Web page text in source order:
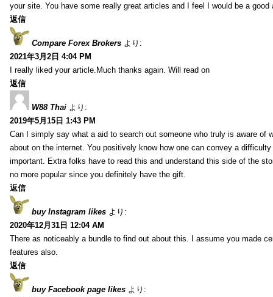
your site. You have some really great articles and I feel I would be a good
返信
Compare Forex Brokers より:
2021年3月2日 4:04 PM
I really liked your article.Much thanks again. Will read on
返信
W88 Thai より:
2019年5月15日 1:43 PM
Can I simply say what a aid to search out someone who truly is aware of
about on the internet. You positively know how one can convey a
important. Extra folks have to read this and understand this side of the
no more popular since you definitely have the gift.
返信
buy Instagram likes より:
2020年12月31日 12:04 AM
There as noticeably a bundle to find out about this. I assume you made
features also.
返信
buy Facebook page likes より: